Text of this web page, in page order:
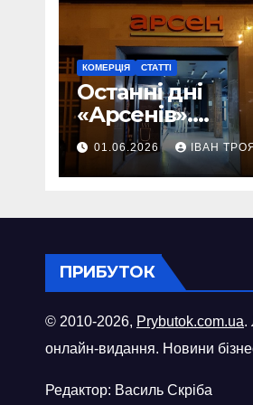
КОМЕРЦІЯ СТАТТІ
Останні дні
«Арсенів».
Фоторепортаж
01.06.2026 ІВАН
ПРИБУТОК
© 2010-2026, Prybutok.com.ua.
онлайн-видання. Новини
Редактор: Василь Скріба